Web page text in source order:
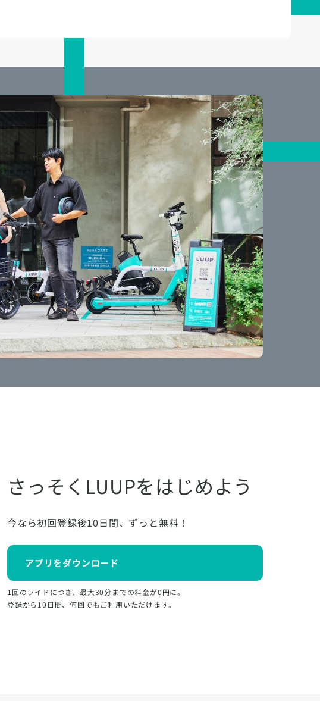
さっそくLUUPをはじめよう
今なら初回登録後10日間、ずっと無料！
アプリをダウンロード
1回のライドにつき、最大30分までの料金が0円に。
登録から10日間、何回でもご利用いただけます。